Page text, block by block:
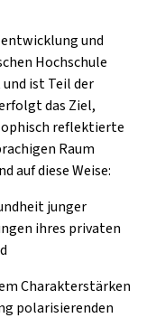
und
Hochschule
ist Teil der
das Ziel,
reflektierte
Raum
auf diese Weise:
junger
ihres privaten
Charakterstärken
polarisierenden